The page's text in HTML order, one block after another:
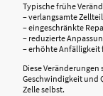
Typische frühe
– verlangsamte
– eingeschränkte
– reduzierte
– erhöhte Anfälligkeit
Diese
Geschwindigkeit und
Zelle selbst.